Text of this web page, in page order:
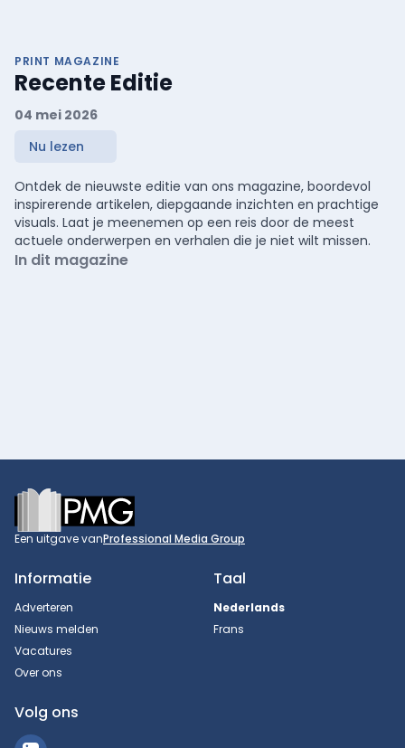
PRINT MAGAZINE
Recente Editie
04 mei 2026
Nu lezen
Ontdek de nieuwste editie van ons magazine, boordevol
inspirerende artikelen, diepgaande inzichten en prachtige
visuals. Laat je meenemen op een reis door de meest
actuele onderwerpen en verhalen die je niet wilt missen.
In dit magazine
Footer
Een uitgave vanProfessional Media Group
Informatie
Adverteren
Nieuws melden
Vacatures
Over ons
Taal
Nederlands
Frans
Volg ons